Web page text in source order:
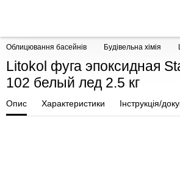
Облицювання басейнів Будівельна хімія
Litokol фуга эпоксидная
102 белый лед 2.5 кг
Опис Характеристики Інструкція/